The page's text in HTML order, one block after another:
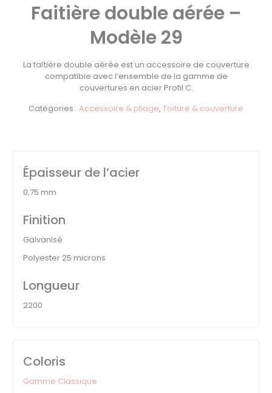
Faitière double aérée –
Modèle 29
La faîtière double aérée est un accessoire de couverture
compatible avec l’ensemble de la gamme de
couvertures en acier Profil C.
Catégories : Accessoire & pliage, Toiture & couverture
Épaisseur de l’acier
0,75 mm
Finition
Galvanisé
Polyester 25 microns
Longueur
2200
Coloris
Gamme Classique